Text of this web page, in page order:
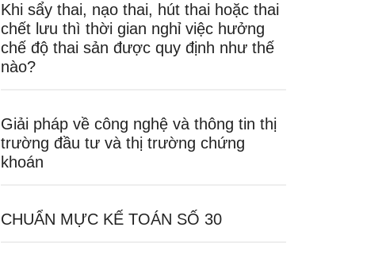
Khi sẩy thai, nạo thai, hút thai hoặc thai
chết lưu thì thời gian nghỉ việc hưởng
chế độ thai sản được quy định như thế
nào?
Giải pháp về công nghệ và thông tin thị
trường đầu tư và thị trường chứng
khoán
CHUẨN MỰC KẾ TOÁN SỐ 30